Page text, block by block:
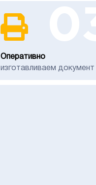
Оперативно
изготавливаем документ